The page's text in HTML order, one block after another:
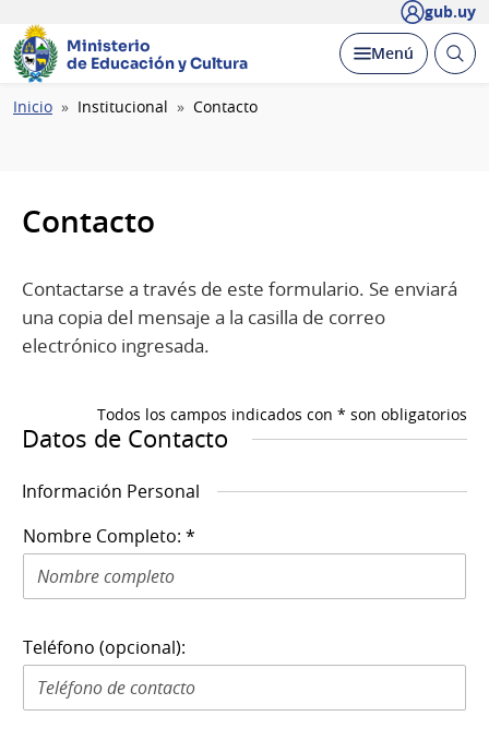
gub.uy
Ministerio
de Educación y Cultura
Desplegar
Menú Abrir
Ruta
Inicio Institucional Contacto
Contacto
Contactarse a través de este formulario. Se enviará
una copia del mensaje a la casilla de correo
electrónico ingresada.
Todos los campos indicados con * son obligatorios
Datos de Contacto
Información Personal
Nombre Completo: *
Teléfono (opcional):